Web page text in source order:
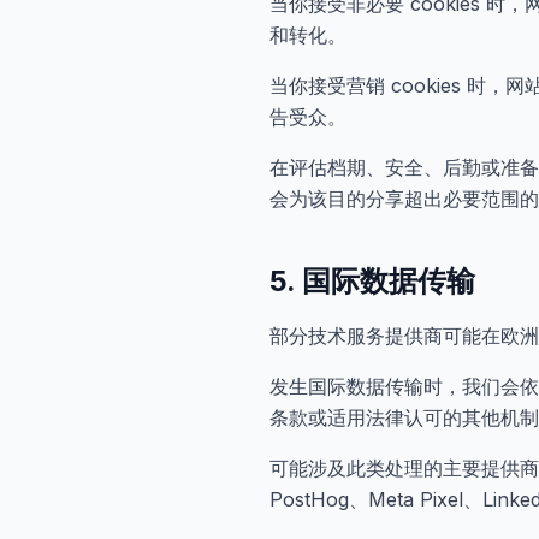
和转化。
当你接受营销 cookies 时，网
告受众。
在评估档期、安全、后勤或准
会为该目的分享超出必要范围
5. 国际数据传输
部分技术服务提供商可能在欧
发生国际数据传输时，我们会
条款或适用法律认可的其他机
可能涉及此类处理的主要提
PostHog、Meta Pixel、